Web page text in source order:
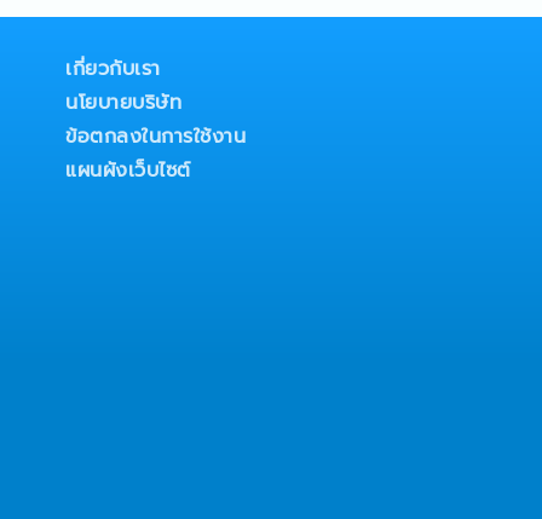
all sales KPIs as
coordinating with
by customers;
issues or present
satisfaction8. Prepare
activities, profit,
เกี่ยวกับเรา
นโยบายบริษัท
ข้อตกลงในการใช้งาน
แผนผังเว็บไซต์